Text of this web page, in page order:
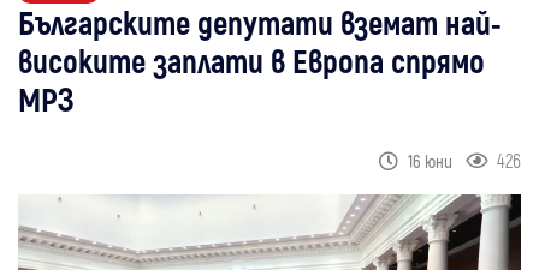
Българските депутати вземат най-
високите заплати в Европа спрямо
МРЗ
16 юни 426